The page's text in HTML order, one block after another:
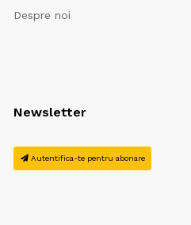
Despre noi
Newsletter
Autentifica-te pentru abonare